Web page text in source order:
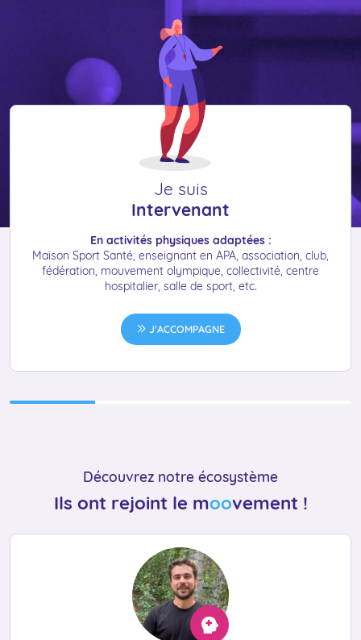
Je suis
Intervenant
En activités physiques adaptées :
Maison Sport Santé, enseignant en APA, association, club,
fédération, mouvement olympique, collectivité, centre
hospitalier, salle de sport, etc.
J'ACCOMPAGNE
Découvrez notre écosystème
Ils ont rejoint le moovement !